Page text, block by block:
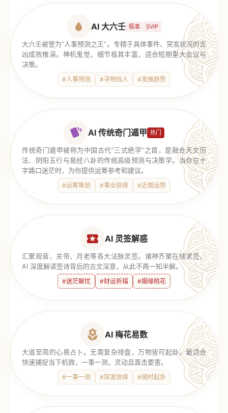
AI 大六壬 极准 SVIP
大六壬被誉为“人事预测之王”。专精于具体事件、突发状况的吉
凶成败推演。神机鬼觉，细节极其丰富，适合短期重大会议与
决策。
#人事预测 #寻物找人 #发展趋势
AI 传统奇门遁甲 热门
传统奇门遁甲被称为中国古代“三式绝学”之首，是融合天文历
法、阴阳五行与易经八卦的传统高级预测与决策学。当你在十
字路口迷茫时，为你提供运筹参考和建议。
#运筹策划 #事业抉择 #近期运势
AI 灵签解惑
汇聚观音、关帝、月老等各大法脉灵签。诸神齐聚在线求签，
AI 深度解读签诗背后的古文深意，从此不再一知半解。
#迷茫解忧 #财运祈福 #姻缘桃花
AI 梅花易数
大道至简的心易占卜。无需复杂排盘，万物皆可起卦。最适合
快速捕捉当下机微，一事一测，灵动且直击要害。
#一事一测 #突发抉择 #随时起卦